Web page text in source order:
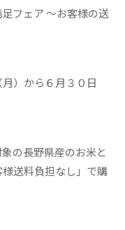
フェア ～お客様の送
）から６月３０日
の長野県産のお米と
送料負担なし」で購